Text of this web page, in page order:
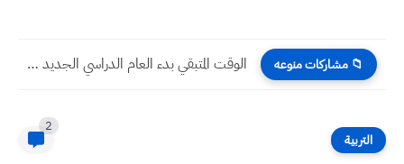
📁 مشاركات منوعه الوقت المتبقي بدء العام الدراسي الجديد 2024 2025 في...
التربية
2